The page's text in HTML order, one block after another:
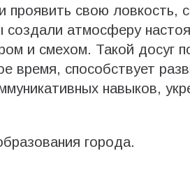
проявить свою ловкость,
атмосферу
и смехом. Такой досуг
время, способствует
навыков,
города.